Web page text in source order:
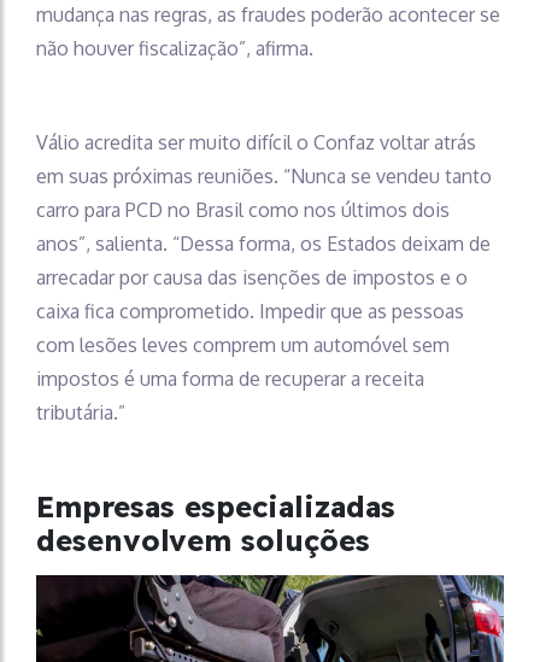
mudança nas regras, as fraudes poderão acontecer se
não houver fiscalização”, afirma.
Válio acredita ser muito difícil o Confaz voltar atrás
em suas próximas reuniões. “Nunca se vendeu tanto
carro para PCD no Brasil como nos últimos dois
anos”, salienta. “Dessa forma, os Estados deixam de
arrecadar por causa das isenções de impostos e o
caixa fica comprometido. Impedir que as pessoas
com lesões leves comprem um automóvel sem
impostos é uma forma de recuperar a receita
tributária.”
Empresas especializadas
desenvolvem soluções